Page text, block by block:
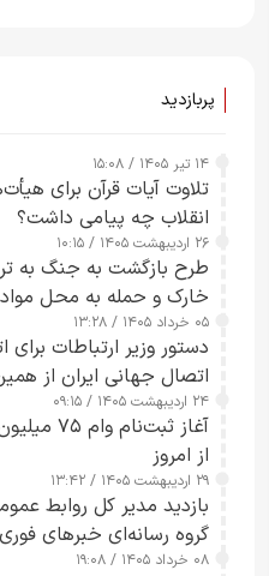
پربازدید
۱۴ تیر ۱۴۰۵ / ۱۵:۰۸
تلاوت آیات قرآن برای
انقلاب چه پیامی داشت؟
۲۶ اردیبهشت ۱۴۰۵ / ۱۰:۱۵
طرح‌ بازگشت به جنگ به
خارک و حمله به محل
۰۵ خرداد ۱۴۰۵ / ۱۳:۲۸
دستور وزیر ارتباطات
اتصال جهانی ایران از
کامل مردم تا ۲۴ ساعت آینده
۲۴ اردیبهشت ۱۴۰۵ / ۰۹:۱۵
آغاز
از امروز
۲۹ اردیبهشت ۱۴۰۵ / ۱۳:۴۲
بازدید مدیر کل روابط
گروه رسانه‌ای خبرهای
رسانه‌های هوشمند و
۰۸ خرداد ۱۴۰۵ / ۱۹:۰۸